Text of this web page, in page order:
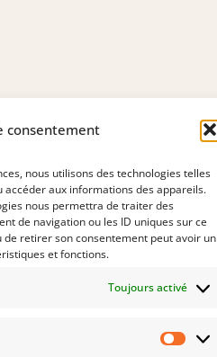
consentement
nous utilisons des technologies telles
aux informations des appareils.
nous permettra de traiter des
de navigation ou les ID uniques sur ce
de retirer son consentement peut avoir un
et fonctions.
Toujours activé